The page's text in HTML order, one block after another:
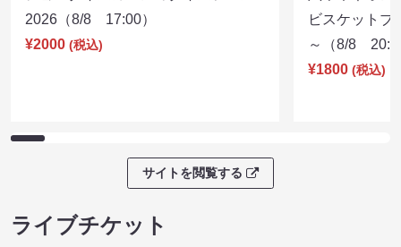
ショータイムのペンミタイムフェス
2026（8/8 17:00）